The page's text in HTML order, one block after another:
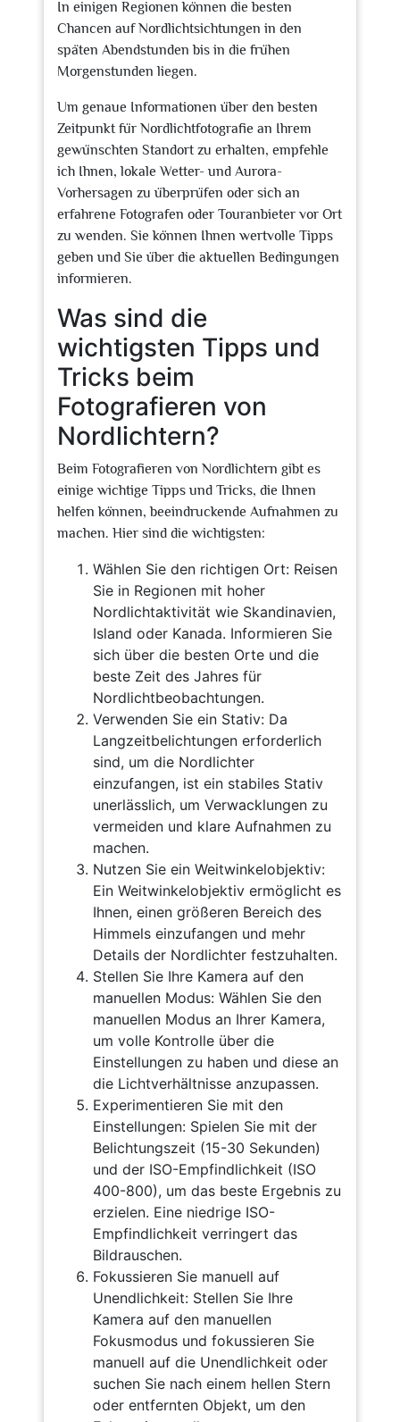
In einigen Regionen können die besten
Chancen auf Nordlichtsichtungen in den
späten Abendstunden bis in die frühen
Morgenstunden liegen.
Um genaue Informationen über den besten
Zeitpunkt für Nordlichtfotografie an Ihrem
gewünschten Standort zu erhalten, empfehle
ich Ihnen, lokale Wetter- und Aurora-
Vorhersagen zu überprüfen oder sich an
erfahrene Fotografen oder Touranbieter vor Ort
zu wenden. Sie können Ihnen wertvolle Tipps
geben und Sie über die aktuellen Bedingungen
informieren.
Was sind die
wichtigsten Tipps und
Tricks beim
Fotografieren von
Nordlichtern?
Beim Fotografieren von Nordlichtern gibt es
einige wichtige Tipps und Tricks, die Ihnen
helfen können, beeindruckende Aufnahmen zu
machen. Hier sind die wichtigsten:
Wählen Sie den richtigen Ort: Reisen
Sie in Regionen mit hoher
Nordlichtaktivität wie Skandinavien,
Island oder Kanada. Informieren Sie
sich über die besten Orte und die
beste Zeit des Jahres für
Nordlichtbeobachtungen.
Verwenden Sie ein Stativ: Da
Langzeitbelichtungen erforderlich
sind, um die Nordlichter
einzufangen, ist ein stabiles Stativ
unerlässlich, um Verwacklungen zu
vermeiden und klare Aufnahmen zu
machen.
Nutzen Sie ein Weitwinkelobjektiv:
Ein Weitwinkelobjektiv ermöglicht es
Ihnen, einen größeren Bereich des
Himmels einzufangen und mehr
Details der Nordlichter festzuhalten.
Stellen Sie Ihre Kamera auf den
manuellen Modus: Wählen Sie den
manuellen Modus an Ihrer Kamera,
um volle Kontrolle über die
Einstellungen zu haben und diese an
die Lichtverhältnisse anzupassen.
Experimentieren Sie mit den
Einstellungen: Spielen Sie mit der
Belichtungszeit (15-30 Sekunden)
und der ISO-Empfindlichkeit (ISO
400-800), um das beste Ergebnis zu
erzielen. Eine niedrige ISO-
Empfindlichkeit verringert das
Bildrauschen.
Fokussieren Sie manuell auf
Unendlichkeit: Stellen Sie Ihre
Kamera auf den manuellen
Fokusmodus und fokussieren Sie
manuell auf die Unendlichkeit oder
suchen Sie nach einem hellen Stern
oder entfernten Objekt, um den